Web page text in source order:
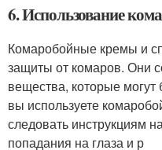
6. Использование
Комаробойные кремы и
защиты от комаров. Они
вещества, которые
вы используете
следовать инструкциям
попадания на глаза и р